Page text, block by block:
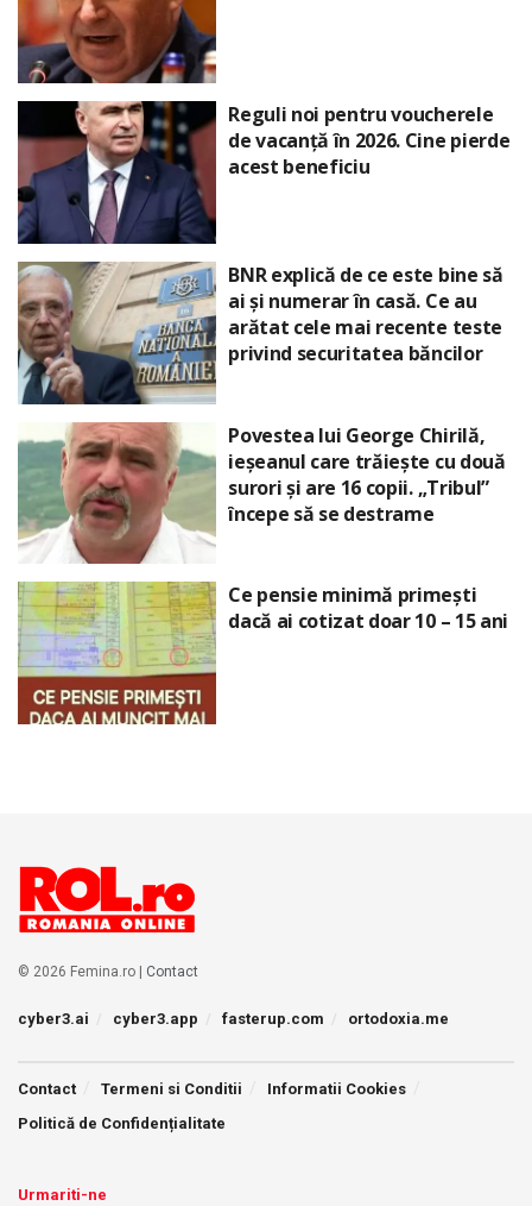
Reguli noi pentru voucherele
de vacanță în 2026. Cine pierde
acest beneficiu
BNR explică de ce este bine să
ai și numerar în casă. Ce au
arătat cele mai recente teste
privind securitatea băncilor
Povestea lui George Chirilă,
ieșeanul care trăiește cu două
surori și are 16 copii. „Tribul”
începe să se destrame
Ce pensie minimă primești
dacă ai cotizat doar 10 – 15 ani
© 2026 Femina.ro | Contact
cyber3.ai cyber3.app fasterup.com ortodoxia.me
Contact Termeni si Conditii
Informatii Cookies
Politică de Confidențialitate
Urmariti-ne